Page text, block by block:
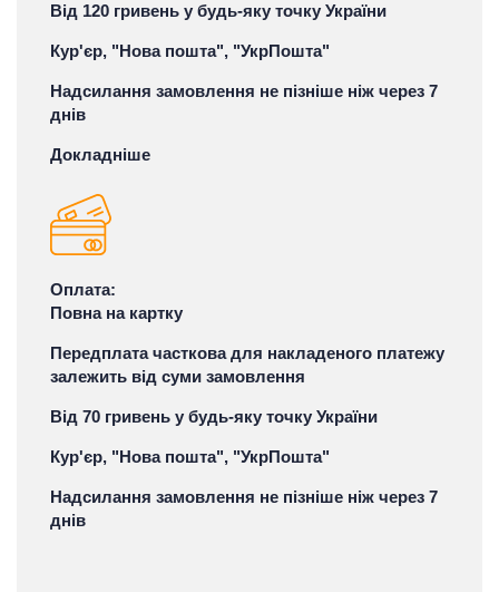
Від 120 гривень у будь-яку точку України
Кур'єр, "Нова пошта", "УкрПошта"
Надсилання замовлення не пізніше ніж через 7
днів
Докладніше
Оплата:
Повна на картку
Передплата часткова для накладеного платежу
залежить від суми замовлення
Від 70 гривень у будь-яку точку України
Кур'єр, "Нова пошта", "УкрПошта"
Надсилання замовлення не пізніше ніж через 7
днів